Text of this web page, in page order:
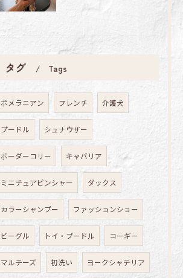
タグ Tags
ポメラニアン フレンチ 介護犬
プードル シュナウザー
ボーダーコリー キャバリア
ミニチュアピンシャー ダックス
カラーシャンプー ファッションショー
ビーグル トイ・プードル コーギー
マルチーズ 初洗い ヨークシャテリア